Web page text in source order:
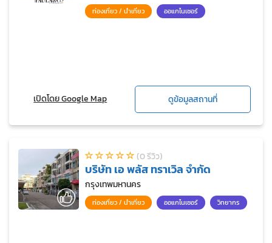
ท่องเที่ยว / นำเที่ยว ออแกไนเซอร์
เปิดโดย Google Map ดูข้อมูลสถานที่
(0 รีวิว)
บริษัท เอ พลัส ทราเวิล จำกัด
กรุงเทพมหานคร
ท่องเที่ยว / นำเที่ยว ออแกไนเซอร์ วิทยากร